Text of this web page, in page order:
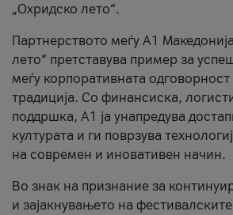
„Охридско лето“.
Партнерството меѓу A1
лето“ претставува пример за
меѓу корпоративната одговорност
традиција. Со финансиска,
поддршка, A1 ја унапредува
културата и ги поврзува
на современ и иновативен начин.
Во знак на признание за
и зајакнувањето на